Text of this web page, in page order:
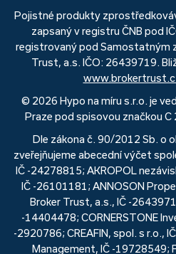
Pojistné produkty
zapsaný v registru ČNB pod
registrovaný pod Samostatným
Trust, a.s. IČO: 26439719.
© 2026 Hypo na míru s.r.o. je
Praze pod spisovou značkou
Dle zákona č. 90/2012 Sb. o
zveřejňujeme abecední výčet
IČ -24278815; AKROPOL
IČ -26101181; ANNOSON
Broker Trust, a.s., IČ -
-14404478; CORNERSTONE
-2920786; CREAFIN, spol. s r.o.,
Management, IČ -19728549;